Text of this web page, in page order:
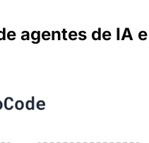
agentes de IA e